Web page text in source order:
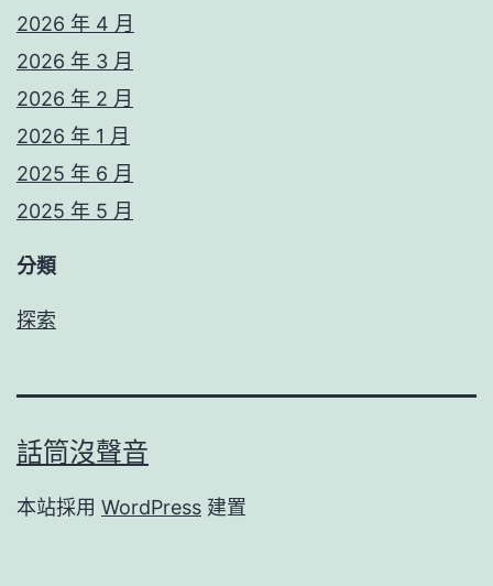
2026 年 4 月
2026 年 3 月
2026 年 2 月
2026 年 1 月
2025 年 6 月
2025 年 5 月
分類
探索
話筒沒聲音
本站採用 WordPress 建置